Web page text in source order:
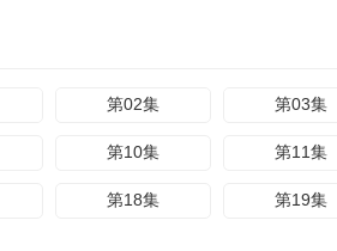
第02集 第03集
第10集 第11集
第18集 第19集